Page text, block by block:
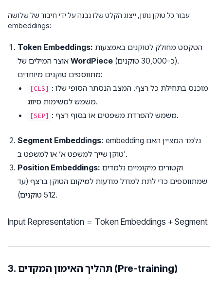
עבור כל טוקן נתון, ייצוג הקלט שלו נבנה על ידי חיבור של שלושה
embeddings:
Token Embeddings:
WordPiece (כ-30,000 טוקנים).
מתווספים טוקנים מיוחדים:
[CLS] : מוכנס בתחילת כל רצף. המצב הנסתר הסופי שלו
משמש למשימות סיווג.
[SEP] : משמש להפרדת משפטים או בסוף רצף.
Segment Embeddings: embedding נלמד המציין האם
טוקן שייך למשפט א’ או למשפט ב'.
Position Embeddings:
שמתווספים כדי לתת למודל מודעות למיקום הטוקן ברצף (עד
512 טוקנים).
\text{Input Representation}
Input Representation = Token Embeddings + Segment
3. תהליך האימון המקדים (Pre-training)